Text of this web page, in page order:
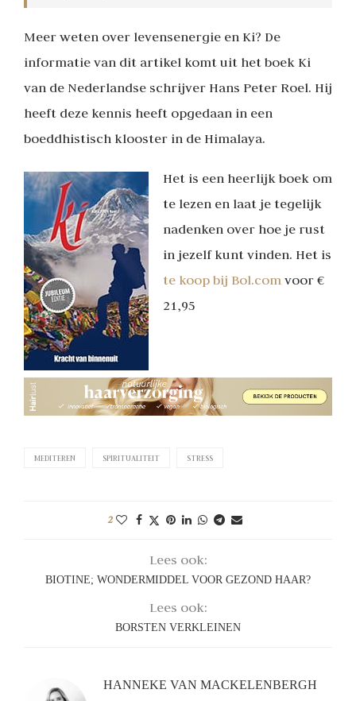
Meer weten over levensenergie en Ki? De
informatie van dit artikel komt uit het boek Ki
van de Nederlandse schrijver Hans Peter Roel. Hij
heeft deze kennis heeft opgedaan in een
boeddhistisch klooster in de Himalaya.
Het is een heerlijk boek om
te lezen en laat je tegelijk
nadenken over hoe je rust
in jezelf kunt vinden. Het is
te koop bij Bol.com voor €
21,95
MEDITEREN SPIRITUALITEIT STRESS
2
Lees ook:
BIOTINE; WONDERMIDDEL VOOR GEZOND HAAR?
Lees ook:
BORSTEN VERKLEINEN
HANNEKE VAN MACKELENBERGH